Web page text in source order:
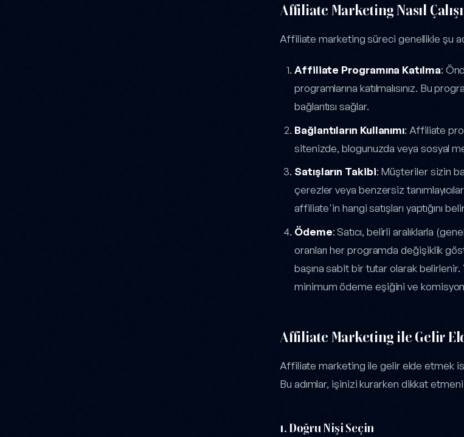
Affiliate Marketing Nasıl
Affiliate marketing süreci genellikle şu
Affiliate Programına Katılma:
programlarına katılmalısınız. Bu
bağlantısı sağlar.
Bağlantıların Kullanımı: Affiliate
sitenizde, blogunuzda veya sosyal
Satışların Takibi: Müşteriler sizin
çerezler veya benzersiz
affiliate'in hangi satışları yaptığını
Ödeme: Satıcı, belirli aralıklarla
oranları her programda değişiklik
başına sabit bir tutar olarak belirlenir.
minimum ödeme eşiğini ve
Affiliate Marketing ile Gelir
Affiliate marketing ile gelir elde etmek
Bu adımlar, işinizi kurarken dikkat
1. Doğru Nişi Seçin